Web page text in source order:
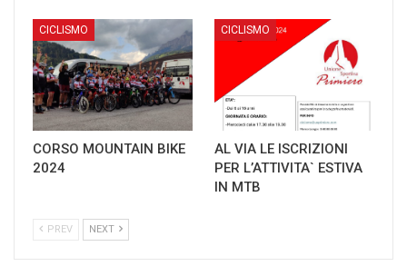
CICLISMO
CORSO MOUNTAIN BIKE
2024
CICLISMO
AL VIA LE ISCRIZIONI
PER L’ATTIVITA` ESTIVA
IN MTB
PREV NEXT